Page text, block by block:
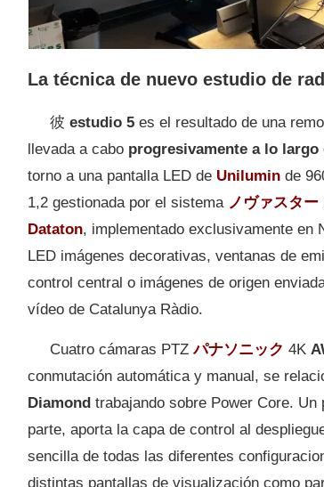
La técnica de nuevo estudio de
彼 estudio 5 es el resultado de una
llevada a cabo progresivamente a lo largo
torno a una pantalla LED de Unilumin de
1,2 gestionada por el sistema ノヴァスター
Dataton, implementado exclusivamente en
LED imágenes decorativas, ventanas de
control central o imágenes de origen
vídeo de Catalunya Ràdio.
Cuatro cámaras PTZ パナソニック 4K
conmutación automática y manual, se
Diamond trabajando sobre Power Core. Un
parte, aporta la capa de control al
sencilla de todas las diferentes
distintas pantallas de visualización como